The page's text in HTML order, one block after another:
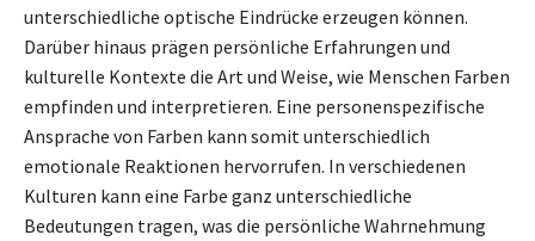
unterschiedliche optische Eindrücke erzeugen können.
Darüber hinaus prägen persönliche Erfahrungen und
kulturelle Kontexte die Art und Weise, wie Menschen Farben
empfinden und interpretieren. Eine personenspezifische
Ansprache von Farben kann somit unterschiedlich
emotionale Reaktionen hervorrufen. In verschiedenen
Kulturen kann eine Farbe ganz unterschiedliche
Bedeutungen tragen, was die persönliche Wahrnehmung